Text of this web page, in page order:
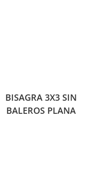
BISAGRA 3X3 SIN
BALEROS PLANA